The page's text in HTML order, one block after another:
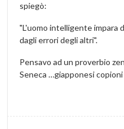
spiegò:
"L'uomo intelligente impara
dagli errori degli altri".
Pensavo ad un proverbio
Seneca …giapponesi